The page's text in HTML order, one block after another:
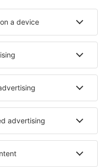
Hoteluri în Klegod
în Hvide Sande
John